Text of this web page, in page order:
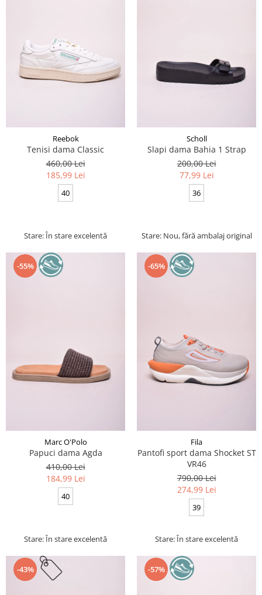
Reebok
Tenisi dama Classic
460,00 Lei
185,99 Lei
40
Stare: În stare excelentă
Scholl
Slapi dama Bahia 1 Strap
200,00 Lei
77,99 Lei
36
Stare: Nou, fără ambalaj original
-55%
Marc O'Polo
Papuci dama Agda
410,00 Lei
184,99 Lei
40
Stare: În stare excelentă
-65%
Fila
Pantofi sport dama Shocket ST
VR46
790,00 Lei
274,99 Lei
39
Stare: În stare excelentă
-43% -57%